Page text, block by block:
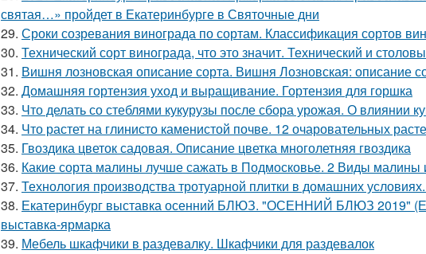
святая…» пройдет в Екатеринбурге в Святочные дни
29. Сроки созревания винограда по сортам. Классификация сортов
30. Технический сорт винограда, что это значит. Технический и
31. Вишня лозновская описание сорта. Вишня Лозновская: описание
32. Домашняя гортензия уход и выращивание. Гортензия для горшка
33. Что делать со стеблями кукурузы после сбора урожая. О влиянии
34. Что растет на глинисто каменистой почве. 12 очаровательных
35. Гвоздика цветок садовая. Описание цветка многолетняя гвоздика
36. Какие сорта малины лучше сажать в Подмосковье. 2 Виды малины
37. Технология производства тротуарной плитки в домашних
38. Екатеринбург выставка осенний БЛЮЗ. "ОСЕННИЙ БЛЮЗ 2019"
выставка-ярмарка
39. Мебель шкафчики в раздевалку. Шкафчики для раздевалок